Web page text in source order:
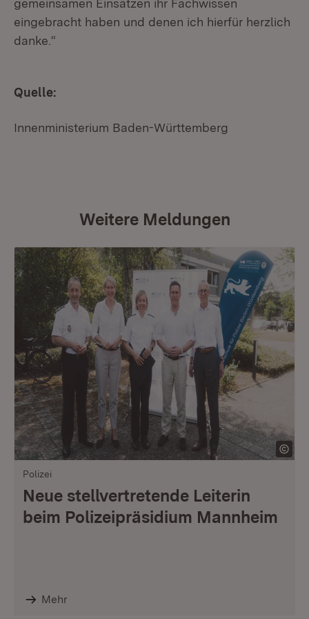
gemeinsamen Einsätzen ihr Fachwissen
eingebracht haben und denen ich hierfür herzlich
danke.“
Quelle:
Innenministerium Baden-Württemberg
Weitere Meldungen
Polizei
Neue stellvertretende Leiterin
beim Polizeipräsidium Mannheim
Mehr